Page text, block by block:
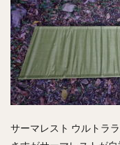
サーマレスト ウルトララ